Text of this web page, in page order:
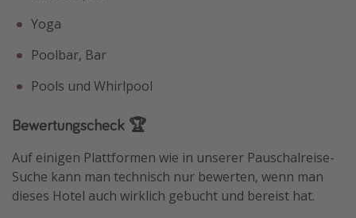
Yoga
Poolbar, Bar
Pools und Whirlpool
Bewertungscheck 🏆
Auf einigen Plattformen wie in unserer Pauschalreise-
Suche kann man technisch nur bewerten, wenn man
dieses Hotel auch wirklich gebucht und bereist hat.